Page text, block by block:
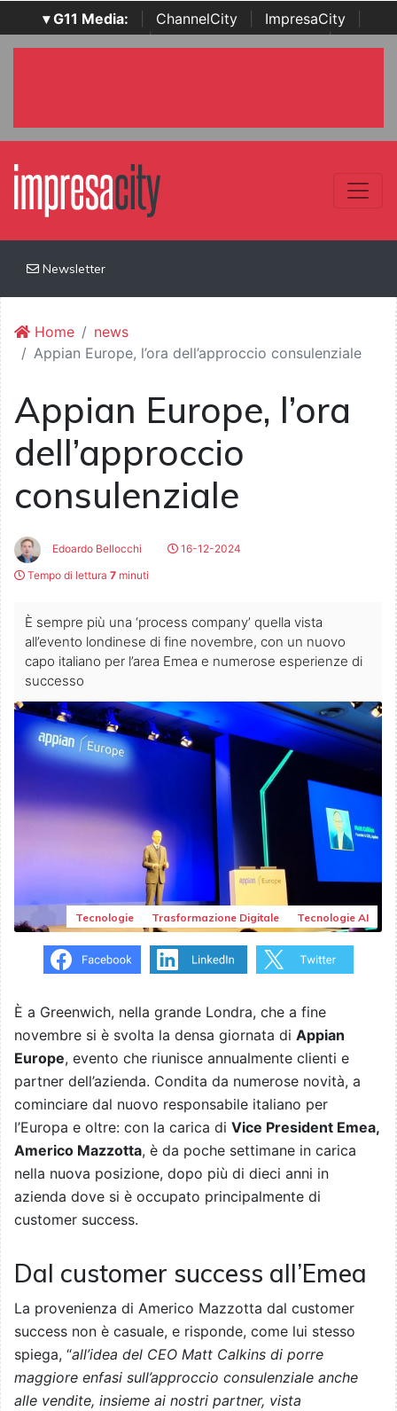
▾ G11 Media: ChannelCity ImpresaCity
SecurityOpenLab | Italian Channel Awards | Italian
Newsletter
Home
news
Appian Europe, l’ora dell’approccio consulenziale
Appian Europe, l’ora
dell’approccio
consulenziale
Edoardo Bellocchi
16-12-2024
Tempo di lettura 7 minuti
È sempre più una ‘process company’ quella vista
all’evento londinese di fine novembre, con un nuovo
capo italiano per l’area Emea e numerose esperienze di
successo
Tecnologie Trasformazione Digitale Tecnologie AI
È a Greenwich, nella grande Londra, che a fine
novembre si è svolta la densa giornata di Appian
Europe, evento che riunisce annualmente clienti e
partner dell’azienda. Condita da numerose novità, a
cominciare dal nuovo responsabile italiano per
l’Europa e oltre: con la carica di Vice President Emea,
Americo Mazzotta, è da poche settimane in carica
nella nuova posizione, dopo più di dieci anni in
azienda dove si è occupato principalmente di
customer success.
Dal customer success all’Emea
La provenienza di Americo Mazzotta dal customer
success non è casuale, e risponde, come lui stesso
spiega, “all’idea del CEO Matt Calkins di porre
maggiore enfasi sull’approccio consulenziale anche
alle vendite, insieme ai nostri partner, vista